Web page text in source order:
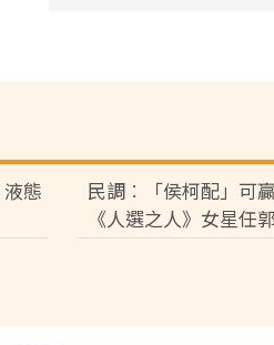
態
民調︰「侯柯配」可
《人選之人》女星任